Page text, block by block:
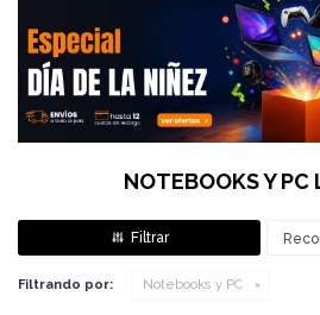
NOTEBOOKS Y PC
Filtrando por: Notebooks y PC